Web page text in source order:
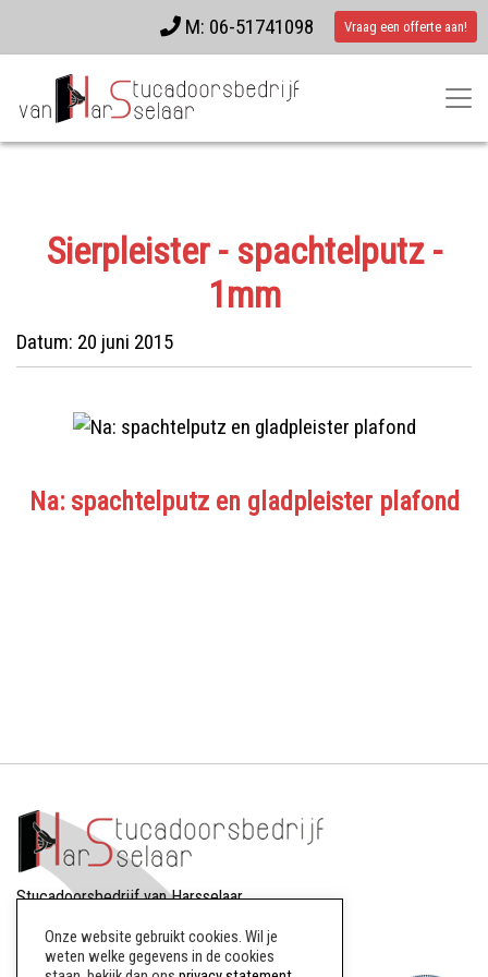
Vraag een offerte aan!
M: 06-51741098
Sierpleister - spachtelputz -
1mm
Datum: 20 juni 2015
Na: spachtelputz en gladpleister plafond
Stucadoorsbedrijf van Harsselaar
8256AW Biddinghuizen
Onze website gebruikt cookies. Wil je
weten welke gegevens in de cookies